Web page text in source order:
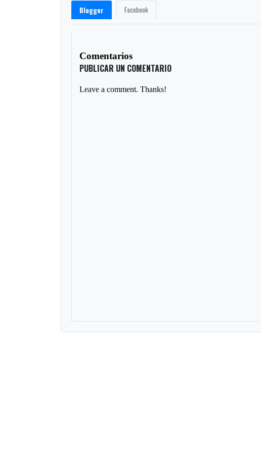
Blogger Facebook
Comentarios
PUBLICAR UN COMENTARIO
Leave a comment. Thanks!